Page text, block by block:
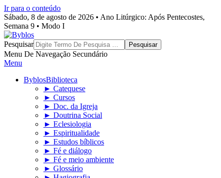
Ir para o conteúdo
Sábado, 8 de agosto de 2026 • Ano Litúrgico: Após Pentecostes,
Semana 9 • Modo I
Byblos
Pesquisar
Menu De Navegação Secundário
Menu
ByblosBiblioteca
► Catequese
► Cursos
► Doc. da Igreja
► Doutrina Social
► Eclesiologia
► Espiritualidade
► Estudos bíblicos
► Fé e diálogo
► Fé e meio ambiente
► Glossário